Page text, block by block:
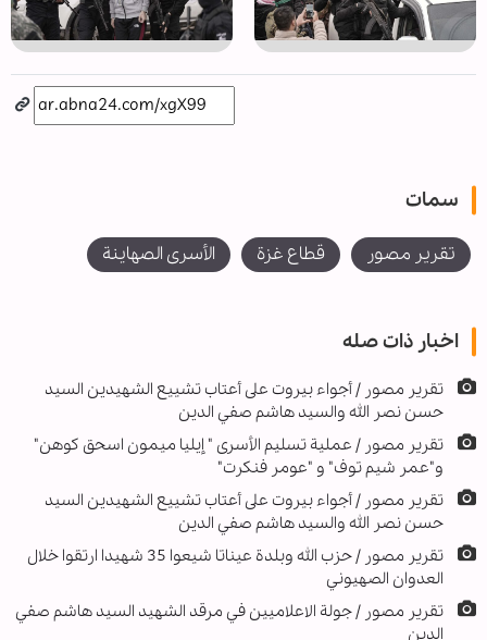
سمات
تقرير مصور قطاع غزة الأسرى الصهاينة
اخبار ذات صله
تقرير مصور / أجواء بيروت على أعتاب تشييع الشهيدين السيد
حسن نصر الله والسيد هاشم صفي الدين
تقرير مصور / عملية تسليم الأسرى " إيليا ميمون اسحق كوهن"
و"عمر شيم توف" و "عومر فنكرت"
تقرير مصور / أجواء بيروت على أعتاب تشييع الشهيدين السيد
حسن نصر الله والسيد هاشم صفي الدين
تقرير مصور / حزب الله وبلدة عيناتا شيعوا 35 شهيدا ارتقوا خلال
العدوان الصهيوني
تقرير مصور / جولة الاعلاميين في مرقد الشهيد السيد هاشم صفي
الدين